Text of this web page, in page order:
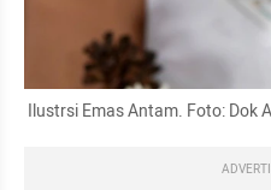
Ilustrsi Emas Antam. Foto: Dok